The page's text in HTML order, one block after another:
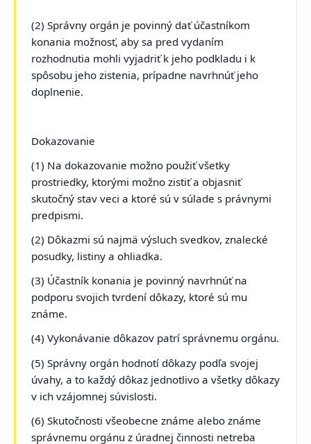
(2) Správny orgán je povinný dať účastníkom
konania možnosť, aby sa pred vydaním
rozhodnutia mohli vyjadriť k jeho podkladu i k
spôsobu jeho zistenia, prípadne navrhnúť jeho
doplnenie.
Dokazovanie
(1) Na dokazovanie možno použiť všetky
prostriedky, ktorými možno zistiť a objasniť
skutočný stav veci a ktoré sú v súlade s právnymi
predpismi.
(2) Dôkazmi sú najmä výsluch svedkov, znalecké
posudky, listiny a ohliadka.
(3) Účastník konania je povinný navrhnúť na
podporu svojich tvrdení dôkazy, ktoré sú mu
známe.
(4) Vykonávanie dôkazov patrí správnemu orgánu.
(5) Správny orgán hodnotí dôkazy podľa svojej
úvahy, a to každý dôkaz jednotlivo a všetky dôkazy
v ich vzájomnej súvislosti.
(6) Skutočnosti všeobecne známe alebo známe
správnemu orgánu z úradnej činnosti netreba